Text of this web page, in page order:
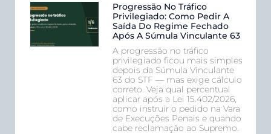
Progressão No Tráfico
Privilegiado: Como Pedir A
Saída Do Regime Fechado
Após A Súmula Vinculante 63
A progressão no tráfico
privilegiado ficou mais simples
depois da Súmula Vinculante
63 do STF — mas exige cálculo
correto. Veja qual percentual
aplicar após a Lei 15.402/2026,
como instruir o pedido na Vara
de Execuções Penais e quando
cabe reclamação ao Supremo.